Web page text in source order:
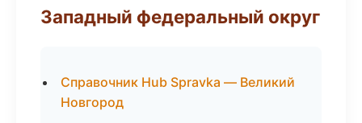
Западный федеральный округ
Справочник Hub Spravka — Великий
Новгород